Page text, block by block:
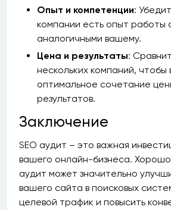
Опыт и компетенции:
компании есть опыт работы
аналогичными вашему.
Цена и результаты:
нескольких компаний, чтобы
оптимальное сочетание
результатов.
Заключение
SEO аудит – это важная
вашего онлайн-бизнеса.
аудит может значительно
вашего сайта в поисковых
целевой трафик и повысить